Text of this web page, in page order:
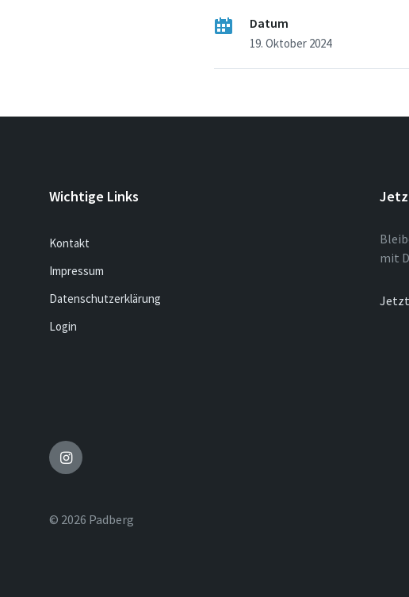
Datum
19. Oktober 2024
Wichtige Links
Kontakt
Impressum
Datenschutzerklärung
Login
mit
Jetzt
Instagram
© 2026 Padberg